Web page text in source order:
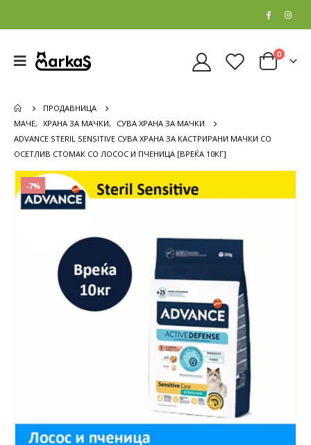
0
ПРОДАВНИЦА
МАЧЕ, ХРАНА ЗА МАЧКИ,
СУВА ХРАНА ЗА МАЧКИ
ADVANCE STERIL SENSITIVE СУВА ХРАНА ЗА КАСТРИРАНИ МАЧКИ СО
ОСЕТЛИВ СТОМАК СО ЛОСОС И ПЧЕНИЦА [ВРЕЌА 10КГ]
-7%